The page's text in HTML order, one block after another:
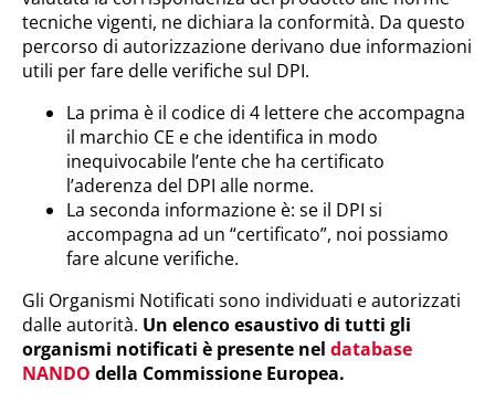
tecniche vigenti, ne dichiara la conformità. Da questo
percorso di autorizzazione derivano due informazioni
utili per fare delle verifiche sul DPI.
La prima è il codice di 4 lettere che accompagna
il marchio CE e che identifica in modo
inequivocabile l’ente che ha certificato
l’aderenza del DPI alle norme.
La seconda informazione è: se il DPI si
accompagna ad un “certificato”, noi possiamo
fare alcune verifiche.
Gli Organismi Notificati sono individuati e autorizzati
dalle autorità. Un elenco esaustivo di tutti gli
organismi notificati è presente nel database
NANDO della Commissione Europea.